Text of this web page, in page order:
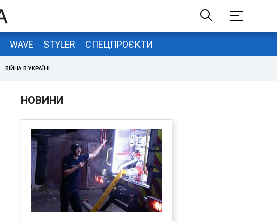
WAVE STYLER СПЕЦПРОЄКТИ
ВІЙНА В УКРАЇНІ
НОВИНИ